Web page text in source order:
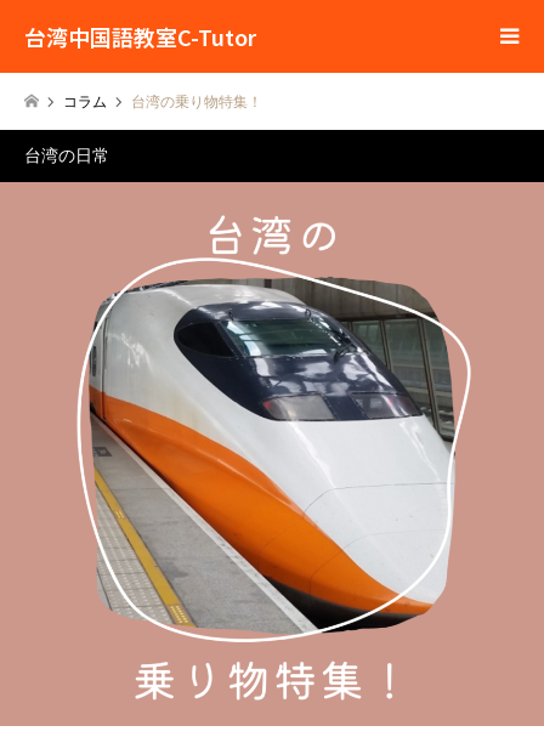
台湾中国語教室C-Tutor
コラム 台湾の乗り物特集！
台湾の日常